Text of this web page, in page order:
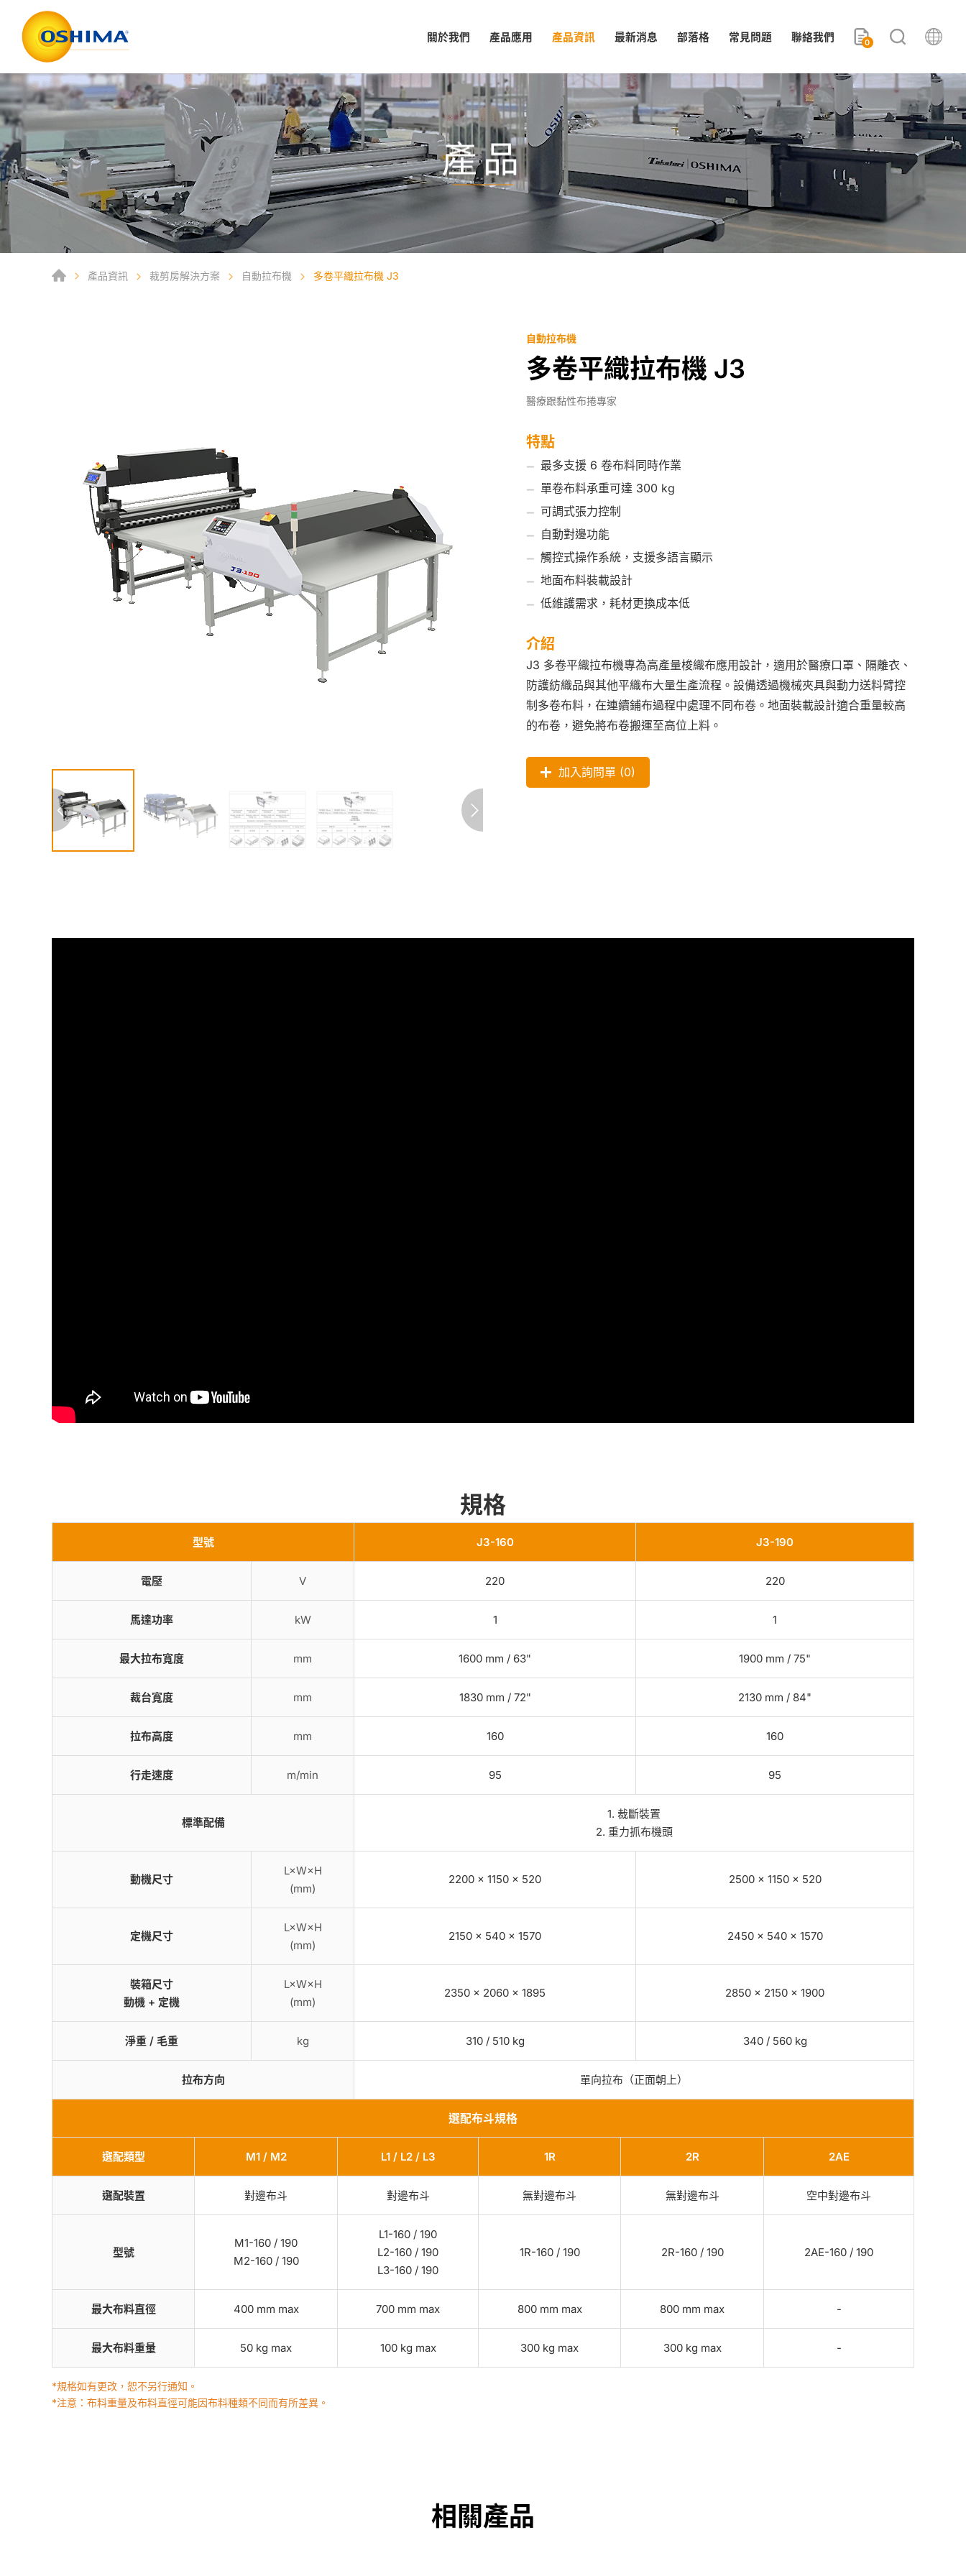
關於我們 產品應用 產品資訊 最新消息 部落格 常見問題 聯絡我們 0
產品
產品資訊 裁剪房解決方案 自動拉布機 多卷平織拉布機 J3
自動拉布機
多卷平織拉布機 J3
醫療跟黏性布捲專家
特點
最多支援 6 卷布料同時作業
單卷布料承重可達 300 kg
可調式張力控制
自動對邊功能
觸控式操作系統，支援多語言顯示
地面布料裝載設計
低維護需求，耗材更換成本低
介紹
J3 多卷平織拉布機專為高產量梭織布應用設計，適用於醫療口罩、隔離衣、
防護紡織品與其他平織布大量生產流程。設備透過機械夾具與動力送料臂控
制多卷布料，在連續鋪布過程中處理不同布卷。地面裝載設計適合重量較高
的布卷，避免將布卷搬運至高位上料。
加入詢問單 (0)
規格
型號 J3-160 J3-190
電壓 V 220 220
馬達功率 kW 1 1
最大拉布寬度 mm 1600 mm / 63" 1900 mm / 75"
裁台寬度 mm 1830 mm / 72" 2130 mm / 84"
拉布高度 mm 160 160
行走速度 m/min 95 95
標準配備
1. 裁斷裝置
2. 重力抓布機頭
動機尺寸
L×W×H
(mm)
2200 × 1150 × 520 2500 × 1150 × 520
定機尺寸
L×W×H
(mm)
2150 × 540 × 1570 2450 × 540 × 1570
裝箱尺寸
動機 + 定機
L×W×H
(mm)
2350 × 2060 × 1895 2850 × 2150 × 1900
淨重 / 毛重 kg 310 / 510 kg 340 / 560 kg
拉布方向 單向拉布（正面朝上）
選配布斗規格
選配類型 M1 / M2 L1 / L2 / L3 1R 2R 2AE
選配裝置 對邊布斗 對邊布斗 無對邊布斗 無對邊布斗 空中對邊布斗
型號
M1-160 / 190
M2-160 / 190
L1-160 / 190
L2-160 / 190
L3-160 / 190
1R-160 / 190 2R-160 / 190 2AE-160 / 190
最大布料直徑 400 mm max 700 mm max 800 mm max 800 mm max -
最大布料重量 50 kg max 100 kg max 300 kg max 300 kg max -
*規格如有更改，恕不另行通知。
*注意：布料重量及布料直徑可能因布料種類不同而有所差異。
相關產品